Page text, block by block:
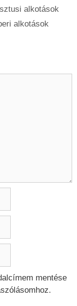
alkotások
alkotások
mentése